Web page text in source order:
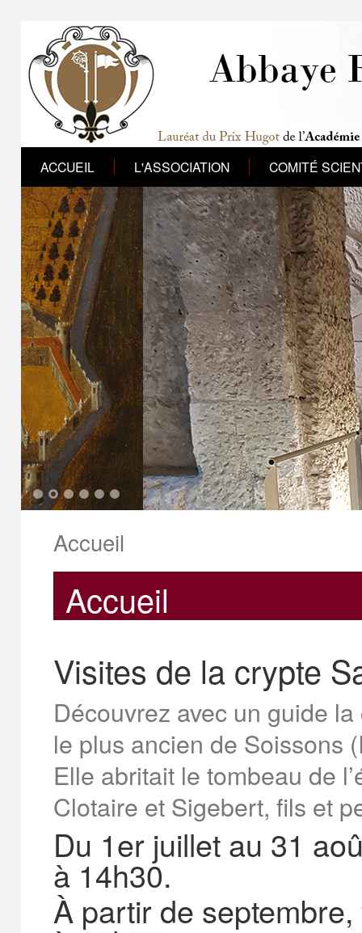
ACCUEIL L'ASSOCIATION COMITÉ
1 2 3 4 5 6
Accueil
Accueil
Visites de la crypte
Découvrez avec un guide
le plus ancien de Soissons
Elle abritait le tombeau de
Clotaire et Sigebert, fils et
Du 1er juillet au 31
à 14h30.
À partir de